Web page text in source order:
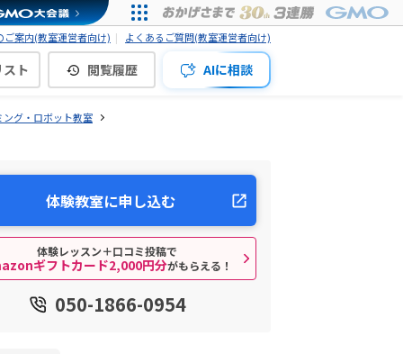
ご案内(教室運営者向け) よくあるご質問(教室運営者向け)
ト 閲覧履歴 AIに相談
グ・ロボット教室
体験教室に申し込む
体験レッスン＋口コミ投稿で
ギフトカード2,000円分がもらえる！
050-1866-0954